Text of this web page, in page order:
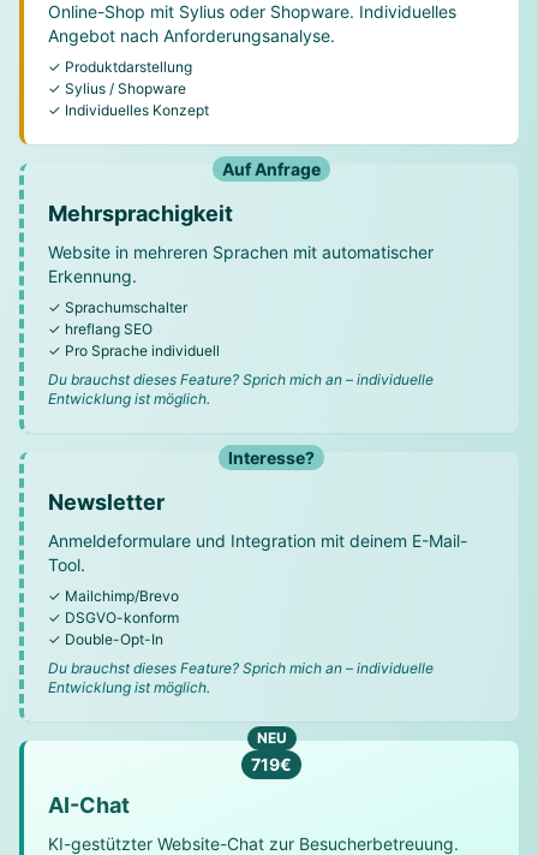
Online-Shop mit Sylius oder Shopware. Individuelles
Angebot nach Anforderungsanalyse.
✓ Produktdarstellung
✓ Sylius / Shopware
✓ Individuelles Konzept
Auf Anfrage
Mehrsprachigkeit
Website in mehreren Sprachen mit automatischer
Erkennung.
✓ Sprachumschalter
✓ hreflang SEO
✓ Pro Sprache individuell
Du brauchst dieses Feature? Sprich mich an – individuelle
Entwicklung ist möglich.
Interesse?
Newsletter
Anmeldeformulare und Integration mit deinem E-Mail-
Tool.
✓ Mailchimp/Brevo
✓ DSGVO-konform
✓ Double-Opt-In
Du brauchst dieses Feature? Sprich mich an – individuelle
Entwicklung ist möglich.
NEU
719€
AI-Chat
KI-gestützter Website-Chat zur Besucherbetreuung.